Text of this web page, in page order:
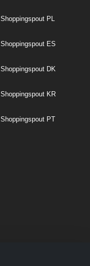
Shoppingspout PL
Shoppingspout ES
Shoppingspout DK
Shoppingspout KR
Shoppingspout PT